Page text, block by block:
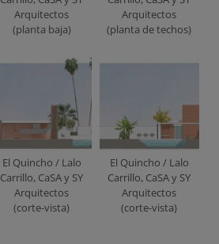
Arquitectos
(planta baja)
Arquitectos
(planta de techos)
El Quincho / Lalo
Carrillo, CaSA y SY
Arquitectos
(corte-vista)
El Quincho / Lalo
Carrillo, CaSA y SY
Arquitectos
(corte-vista)